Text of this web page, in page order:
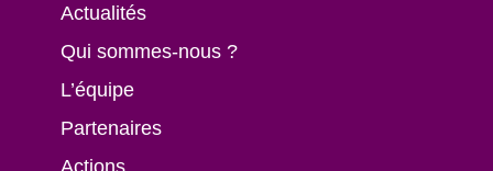
Actualités
Qui sommes-nous ?
L’équipe
Partenaires
Actions